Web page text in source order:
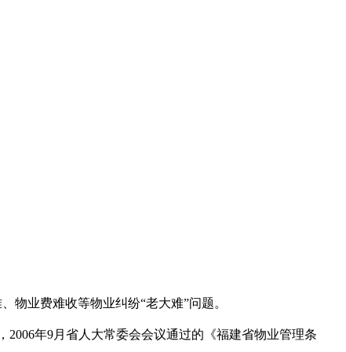
物业费难收等物业纠纷“老大难”问题。
年9月省人大常委会会议通过的《福建省物业管理条